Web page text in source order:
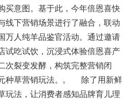
买意图。基于此，今年倍恩喜快
线下营销场景进行了融合，联动
万人纯羊品鉴官活动。通过邀请
试吃试饮，沉浸式体验倍恩喜产
次裂变发酵，构筑完整营销闭
种草营销玩法。 , 除了用新鲜
玩法，让消费者感知品牌育儿理